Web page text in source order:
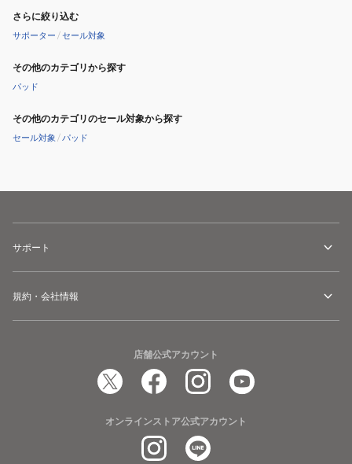
さらに絞り込む
サポーター /セール対象
その他のカテゴリから探す
パッド
その他のカテゴリのセール対象から探す
セール対象 /パッド
サポート
規約・会社情報
店舗公式アカウント
オンラインストア公式アカウント